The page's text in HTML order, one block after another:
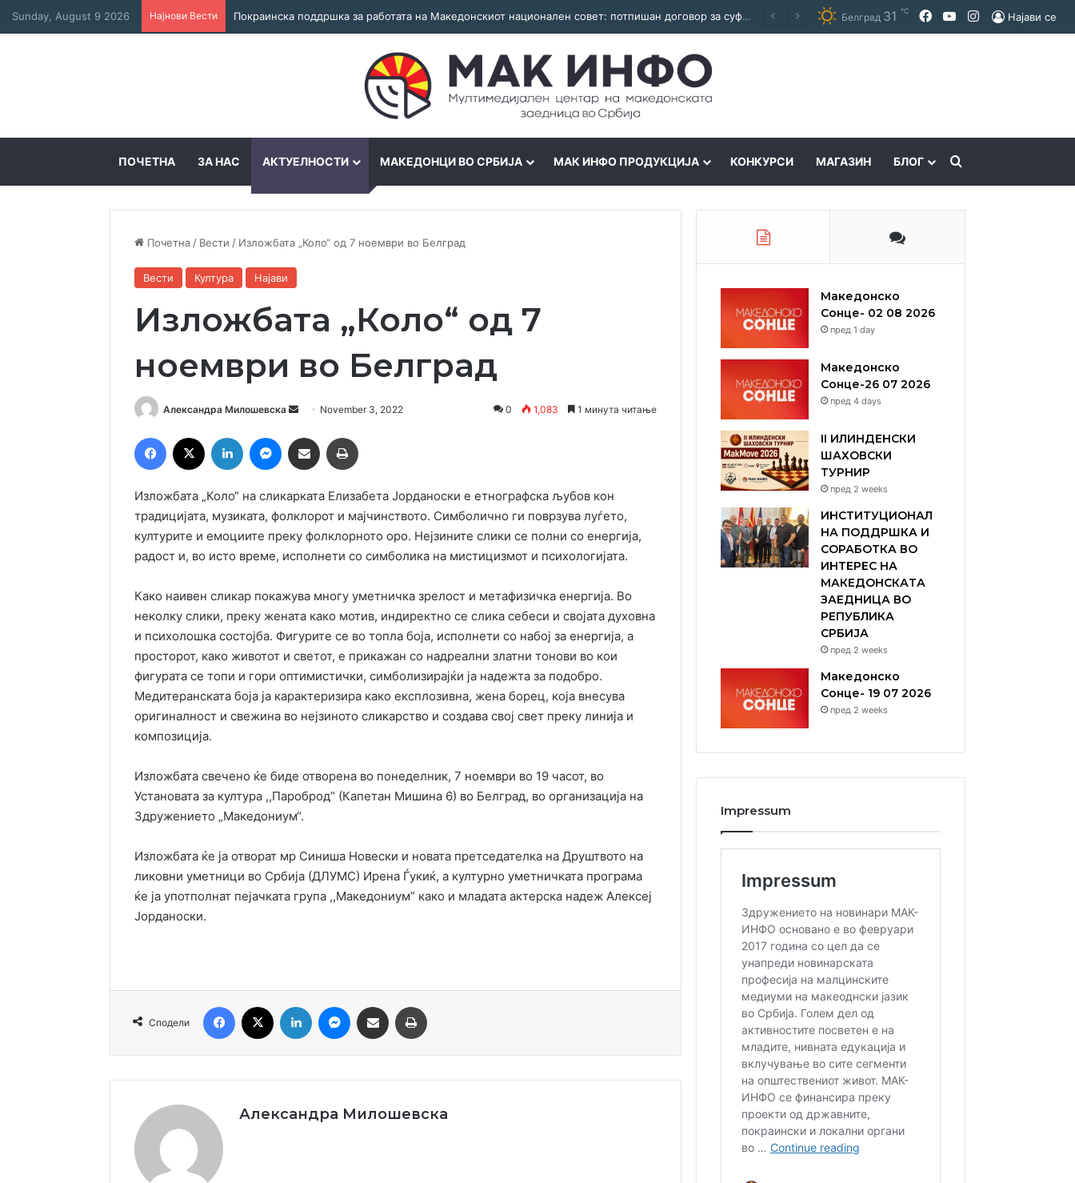
Sunday, August 9 2026 Најнови Вести Покраинска поддршка за работата на Македонскиот национален совет: потпишан договор за суфинансирање на активностите Белград 31 ℃ Facebook
YouTubeInstagram
Најави се
ПОЧЕТНА ЗА НАС АКТУЕЛНОСТИ МАКЕДОНЦИ ВО СРБИЈА МАК ИНФО ПРОДУКЦИЈА КОНКУРСИ МАГАЗИН БЛОГ
Почетна / Вести / Изложбата „Коло“ од 7 ноември во Белград
Вести Култура Најави
Изложбата „Коло“ од 7
ноември во Белград
Александра Милошевска
Send
email
November 3, 2022 0 1,083 1 минута читање
Facebook LinkedIn MessengerСподели преку Емаил
Изложбата „Коло“ на сликарката Елизабета Јорданоски е етнографска љубов кон
традицијата, музиката, фолклорот и мајчинството. Симболично ги поврзува луѓето,
културите и емоциите преку фолклорното оро. Нејзините слики се полни со енергија,
радост и, во исто време, исполнети со симболика на мистицизмот и психологијата.
Како наивен сликар покажува многу уметничка зрелост и метафизичка енергија. Во
неколку слики, преку жената како мотив, индиректно се слика себеси и својата духовна
и психолошка состојба. Фигурите се во топла боја, исполнети со набој за енергија, а
просторот, како животот и светот, е прикажан со надреални златни тонови во кои
фигурата се топи и гори оптимистички, симболизирајќи ја надежта за подобро.
Медитеранската боја ја карактеризира како експлозивна, жена борец, која внесува
оригиналност и свежина во нејзиното сликарство и создава свој свет преку линија и
композиција.
Изложбата свечено ќе биде отворена во понеделник, 7 ноември во 19 часот, во
Установата за култура ,,Пароброд” (Капетан Мишина 6) во Белград, во организација на
Здружението „Македониум“.
Изложбата ќе ја отворат мр Синиша Новески и новата претседателка на Друштвото на
ликовни уметници во Србија (ДЛУМС) Ирена Ѓукиќ, a културно уметничката програма
ќе ја употполнат пејачката група ,,Македониум” како и младата актерска надеж Алексеј
Јорданоски.
Сподели
Facebook LinkedIn MessengerСподели преку Емаил
Александра Милошевска
Македонско
Сонце- 02 08 2026
пред 1 day
Македонско
Сонце-26 07 2026
пред 4 days
II ИЛИНДЕНСКИ
ШАХОВСКИ
ТУРНИР
пред 2 weeks
ИНСТИТУЦИОНАЛ
НА ПОДДРШКА И
СОРАБОТКА ВО
ИНТЕРЕС НА
МАКЕДОНСКАТА
ЗАЕДНИЦА ВО
РЕПУБЛИКА
СРБИЈА
пред 2 weeks
Македонско
Сонце- 19 07 2026
пред 2 weeks
Impressum